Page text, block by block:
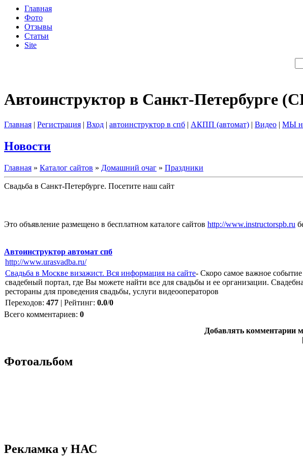
Главная
Фото
Отзывы
Статьи
Site
Автоинструктор в Санкт-Петербурге
Главная | Регистрация | Вход | автоинструктор в спб | АКПП (автомат) | Видео | МЫ
Новости
Главная » Каталог сайтов » Домашний очаг » Праздники
Свадьба в Санкт-Петербурге. Посетите наш сайт
Это объявление размещено в бесплатном каталоге сайтов http://www.instructorspb.ru
Автоинструктор автомат спб
http://www.urasvadba.ru/
Свадьба в Москве визажист. Вся информация на сайте- Скоро самое важное
свадебный портал, где Вы можете найти все для свадьбы и ее организации.
рестораны для проведения свадьбы, услуги видеооператоров
Переходов: 477 | Рейтинг: 0.0/0
Всего комментариев: 0
Добавлять комментарии
Фотоальбом
Рекламка у НАС